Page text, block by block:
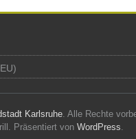
Karlsruhe . Alle Rechte
Präsentiert vonWordPress